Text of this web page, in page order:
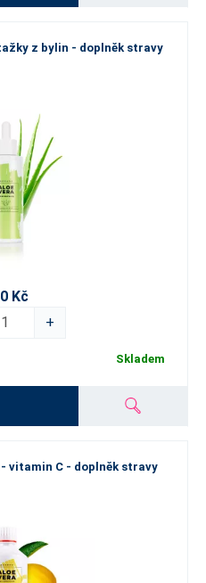
z bylin - doplněk stravy
Kč
+
Skladem
- vitamin C - doplněk stravy